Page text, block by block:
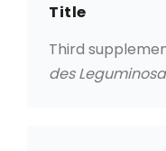
Title
Third
des